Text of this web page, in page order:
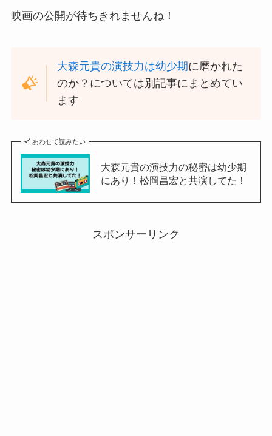
映画の公開が待ちきれませんね！
大森元貴の演技力は幼少期に磨かれた
のか？については別記事にまとめてい
ます
あわせて読みたい
大森元貴の演技力の秘密は幼少期
にあり！松岡昌宏と共演してた！
スポンサーリンク